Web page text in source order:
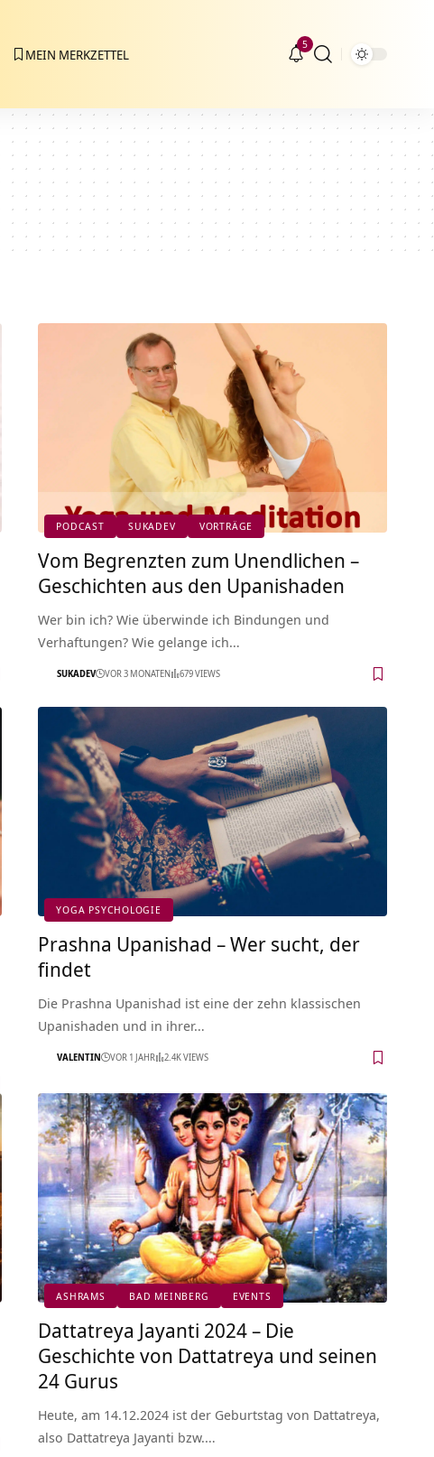
MEIN MERKZETTEL
5
PODCAST SUKADEV VORTRÄGE
Vom Begrenzten zum Unendlichen –
Geschichten aus den Upanishaden
Wer bin ich? Wie überwinde ich Bindungen und
Verhaftungen? Wie gelange ich…
SUKADEV VOR 3 MONATEN 679 VIEWS
YOGA PSYCHOLOGIE
Prashna Upanishad – Wer sucht, der
findet
Die Prashna Upanishad ist eine der zehn klassischen
Upanishaden und in ihrer…
VALENTIN VOR 1 JAHR 2.4K VIEWS
ASHRAMS BAD MEINBERG EVENTS
Dattatreya Jayanti 2024 – Die
Geschichte von Dattatreya und seinen
24 Gurus
Heute, am 14.12.2024 ist der Geburtstag von Dattatreya,
also Dattatreya Jayanti bzw.…